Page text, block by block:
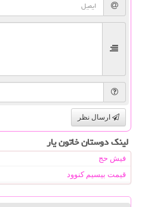
ارسال نظر
لینک دوستان خاتون یار
فیش حج
قیمت بیسیم کنوود